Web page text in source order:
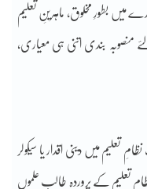
بطورِ مخلوق، ماہرینِ تعلیم
منصوبہ بندی اتنی ہی معیاری،
تعلیم میں دینی اقدار یا سیکولر
تعلیم کے پروردہ طالب علموں